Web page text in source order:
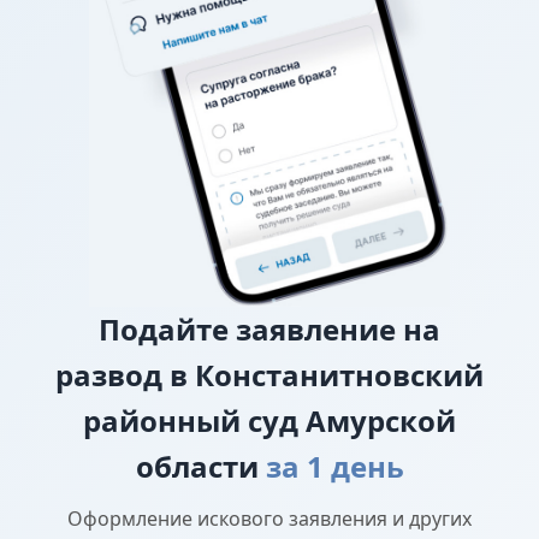
уплате алиментов, заверенного у нотариуса, то
требование о взыскании алиментов заявляется в
исковом заявлении о разводе.
О лишении или ограничении родительских
Подайте заявление на
развод в Констанитновский
районный суд Амурской
области за 1 день
Оформление искового заявления и других